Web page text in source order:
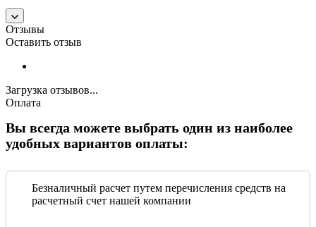
Отзывы
Оставить отзыв
Загрузка отзывов...
Оплата
Вы всегда можете выбрать один из наиболее
удобных вариантов оплаты:
Безналичный расчет путем перечисления средств на
расчетный счет нашей компании